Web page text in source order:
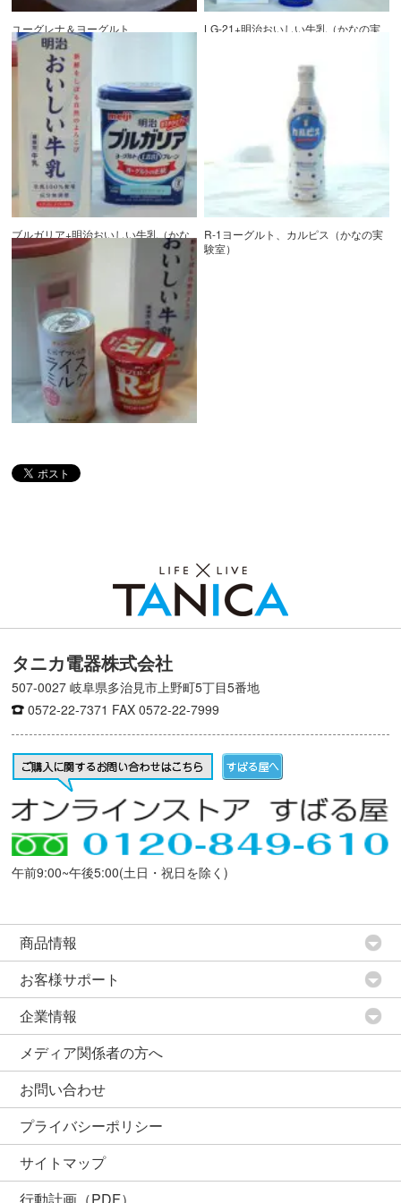
ユーグレナ＆ヨーグルト
LG-21+明治おいしい牛乳（かなの実
ブルガリア+明治おいしい牛乳（かな
の実験室）
R-1ヨーグルト、カルピス（かなの実
験室）
タニカ電器株式会社
507-0027 岐阜県多治見市上野町5丁目5番地
0572-22-7371 FAX 0572-22-7999
午前9:00~午後5:00(土日・祝日を除く)
商品情報
お客様サポート
企業情報
メディア関係者の方へ
お問い合わせ
プライバシーポリシー
サイトマップ